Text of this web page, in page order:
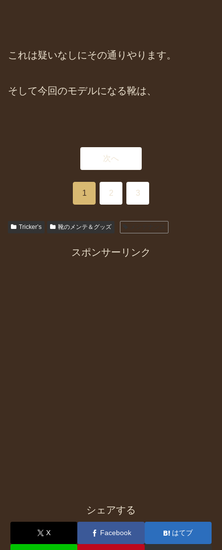
これは疑いなしにその通りやります。
そして今回のモデルになる靴は、
次へ
1 2 3
Tricker’s 靴のメンテ＆グッズ
スポンサーリンク
シェアする
X Facebook はてブ